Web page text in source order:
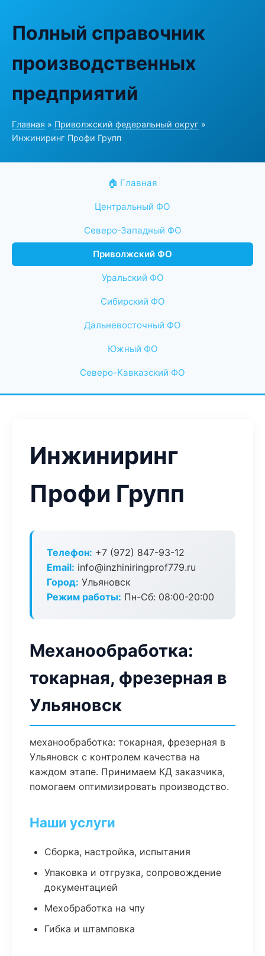
Полный справочник
производственных
предприятий
Главная » Приволжский федеральный округ »
Инжиниринг Профи Групп
🏠 Главная
Центральный ФО
Северо-Западный ФО
Приволжский ФО
Уральский ФО
Сибирский ФО
Дальневосточный ФО
Южный ФО
Северо-Кавказский ФО
Инжиниринг
Профи Групп
Телефон: +7 (972) 847-93-12
Email: info@inzhiniringprof779.ru
Город: Ульяновск
Режим работы: Пн-Сб: 08:00-20:00
Механообработка:
токарная, фрезерная в
Ульяновск
механообработка: токарная, фрезерная в
Ульяновск с контролем качества на
каждом этапе. Принимаем КД заказчика,
помогаем оптимизировать производство.
Наши услуги
Сборка, настройка, испытания
Упаковка и отгрузка, сопровождение
документацией
Мехобработка на чпу
Гибка и штамповка